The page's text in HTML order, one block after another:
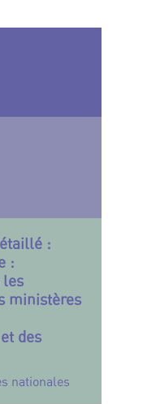
:
:
les
ministères
des
nationales